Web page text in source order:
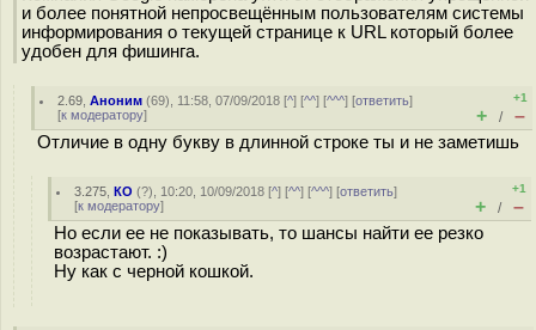
и более понятной непросвещённым пользователям системы
информирования о текущей странице к URL который более
удобен для фишинга.
2.69 ,Аноним (69), 11:58, 07/09/2018 [^] [^^] [^^^] [ответить]
[к модератору]
+1
+ / –
Отличие в одну букву в длинной строке ты и не заметишь
3.275 ,КО (?), 10:20, 10/09/2018 [^] [^^] [^^^] [ответить]
[к модератору]
+1
+ / –
Но если ее не показывать, то шансы найти ее резко
возрастают. :)
Ну как с черной кошкой.